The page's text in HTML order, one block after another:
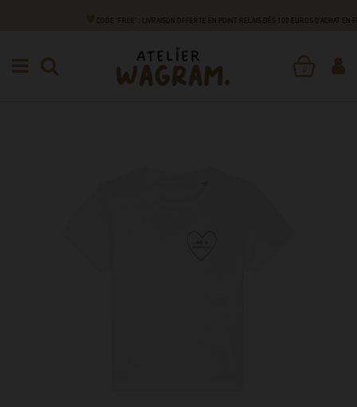
CODE "FREE" : LIVRAISON OFFERTE EN POINT RELAIS DÈS 100 EUROS D'ACHAT EN